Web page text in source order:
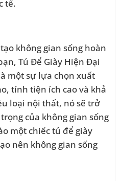
tế.
không gian sống hoàn
Tủ Để Giày Hiện Đại
một sự lựa chọn xuất
tính tiện ích cao và khả
loại nội thất, nó sẽ trở
của không gian sống
một chiếc tủ để giày
nên không gian sống